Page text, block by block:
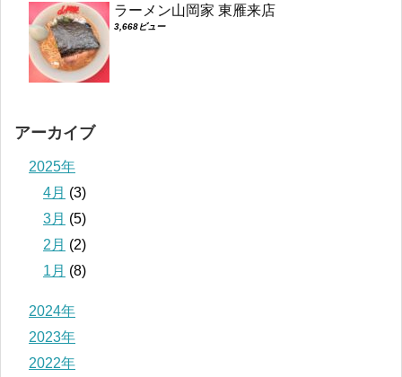
ラーメン山岡家 東雁来店
3,668ビュー
アーカイブ
2025年
4月 (3)
3月 (5)
2月 (2)
1月 (8)
2024年
2023年
2022年